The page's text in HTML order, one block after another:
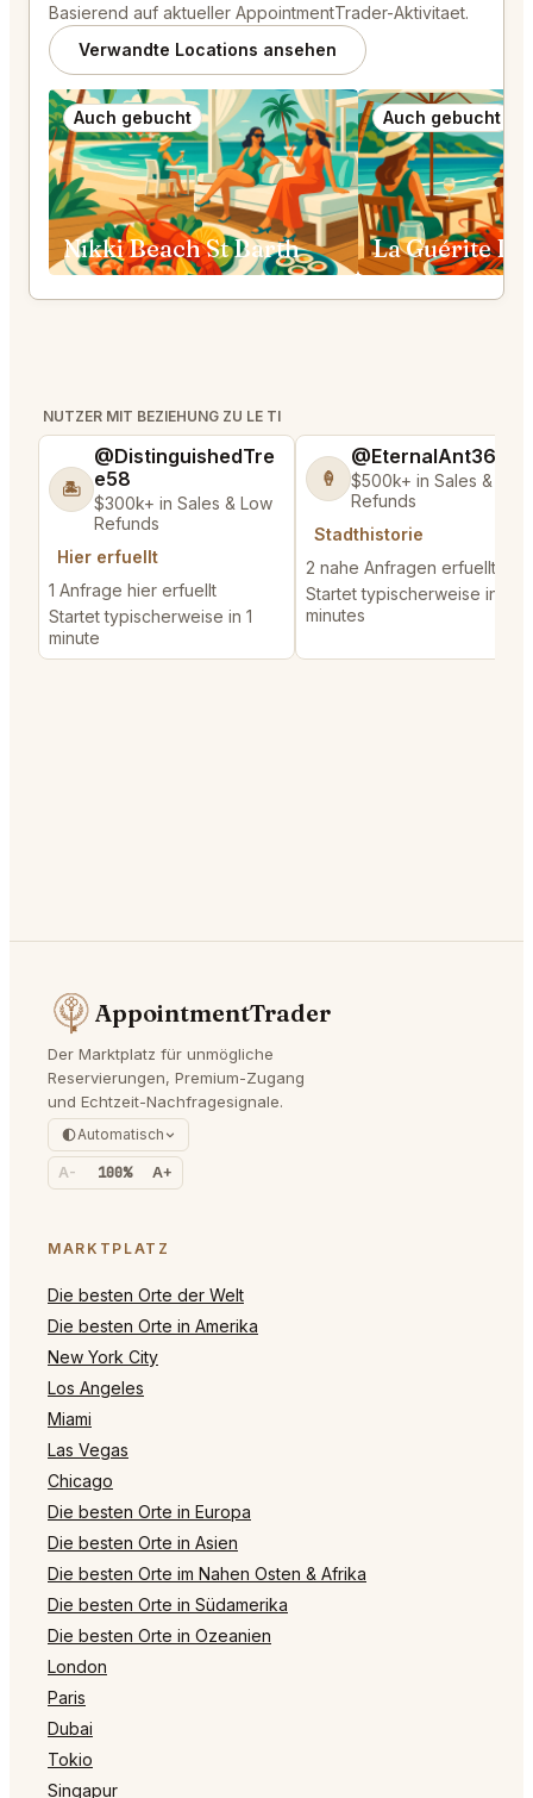
Basierend auf aktueller AppointmentTrader-Aktivitaet.
Verwandte Locations ansehen
Auch gebucht
Nikki Beach St Barth
Auch gebucht
NUTZER MIT BEZIEHUNG ZU LE TI
🏝️
@DistinguishedTre
e58
$300k+ in Sales & Low
Refunds
Hier erfuellt
1 Anfrage hier erfuellt
Startet typischerweise in 1
minute
🍦
@EternalAnt36
$500k+ in Sales & Low
Refunds
Stadthistorie
2 nahe Anfragen erfuellt
Startet typischerweise in 3
minutes
AppointmentTrader
Der Marktplatz für unmögliche
Reservierungen, Premium-Zugang
und Echtzeit-Nachfragesignale.
Automatisch
A- 100% A+
MARKTPLATZ
Die besten Orte der Welt
Die besten Orte in Amerika
New York City
Los Angeles
Miami
Las Vegas
Chicago
Die besten Orte in Europa
Die besten Orte in Asien
Die besten Orte im Nahen Osten & Afrika
Die besten Orte in Südamerika
Die besten Orte in Ozeanien
London
Paris
Dubai
Tokio
Singapur